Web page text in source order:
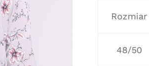
Rozmiar
48/50